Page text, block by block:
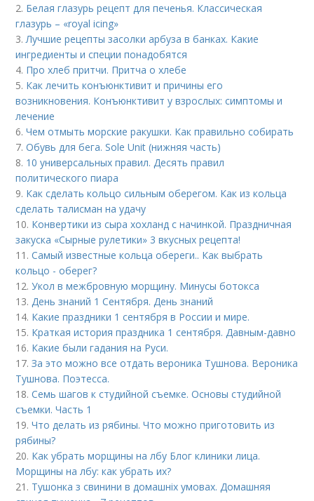
2. Белая глазурь рецепт для печенья. Классическая
глазурь – «royal icing»
3.Лучшие рецепты засолки арбуза в банках. Какие
ингредиенты и специи понадобятся
4. Про хлеб притчи. Притча о хлебе
5. Как лечить конъюнктивит и причины его
возникновения. Конъюнктивит у взрослых: симптомы и
лечение
6.Чем отмыть морские ракушки. Как правильно собирать
7.Обувь для бега. Sole Unit (нижняя часть)
8. 10 универсальных правил. Десять правил
политического пиара
9. Как сделать кольцо сильным оберегом. Как из кольца
сделать талисман на удачу
10. Конвертики из сыра хохланд с начинкой. Праздничная
закуска «Сырные рулетики» 3 вкусных рецепта!
11.Самый известные кольца обереги.. Как выбрать
кольцо - оберег?
12.Укол в межбровную морщину. Минусы ботокса
13.День знаний 1 Сентября. День знаний
14. Какие праздники 1 сентября в России и мире.
15. Краткая история праздника 1 сентября. Давным-давно
16. Какие были гадания на Руси.
17.За это можно все отдать вероника Тушнова. Вероника
Тушнова. Поэтесса.
18.Семь шагов к студийной съемке. Основы студийной
съемки. Часть 1
19.Что делать из рябины. Что можно приготовить из
рябины?
20. Как убрать морщины на лбу Блог клиники лица.
Морщины на лбу: как убрать их?
21. Тушонка з свинини в домашніх умовах. Домашняя